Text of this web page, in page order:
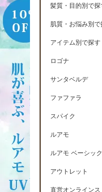
髪質・目的別で探
肌質・お悩み別で
アイテム別で探す
ロゴナ
サンタベルデ
ファファラ
スパイク
ルアモ
ルアモ ベーシック
アウトレット
直営オンライン